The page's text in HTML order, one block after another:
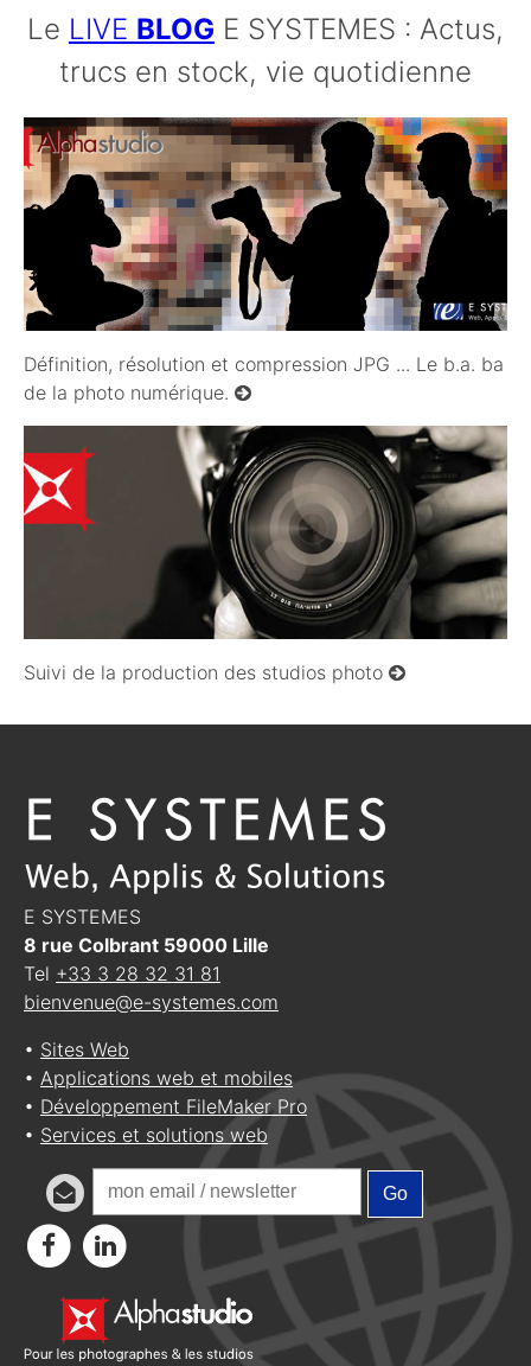
Le LIVE BLOG E SYSTEMES : Actus,
trucs en stock, vie quotidienne
30/11/2018
Définition, résolution et compression JPG ... Le b.a. ba
de la photo numérique.
30/05/2011
Suivi de la production des studios photo
E SYSTEMES
8 rue Colbrant 59000 Lille
Tel +33 3 28 32 31 81
bienvenue@e-systemes.com
• Sites Web
• Applications web et mobiles
• Développement FileMaker Pro
• Services et solutions web
Go